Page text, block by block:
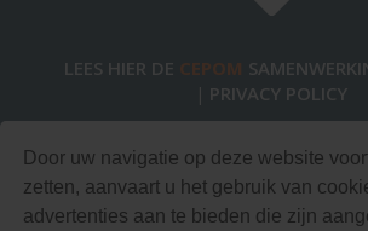
Door uw navigatie op deze website
zetten, aanvaart u het gebruik van
advertenties aan te bieden die zijn
LEES HIER DE CEPOM
| PRIVACY POLICY
Blijf op de hoogte via onze